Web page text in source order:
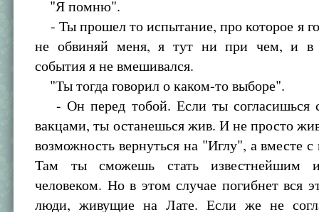
"Я помню".
- Ты прошел то испытание, про которое я
не обвиняй меня, я тут ни при чем, и в
события я не вмешивался.
"Ты тогда говорил о каком-то выборе".
- Он перед тобой. Если ты согласишься
вакцами, ты останешься жив. И не просто
возможность вернуться на "Иглу", а вместе
Там ты сможешь стать известнейшим
человеком. Но в этом случае погибнет вся
люди, живущие на Лате. Если же не